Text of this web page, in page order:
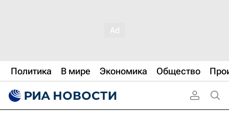
Политика В мире Экономика Общество